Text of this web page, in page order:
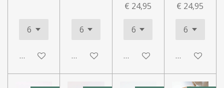
In winkelwagenIn winkelwagen
€ 24,95
In winkelwagen
€ 24,95
In